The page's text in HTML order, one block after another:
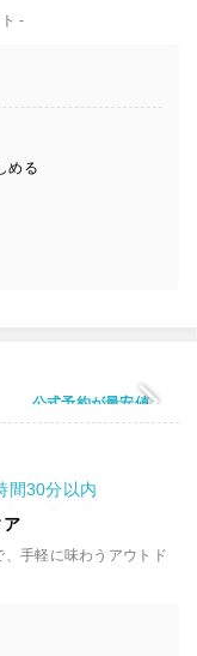
-
める
公式予約が最安値
間30分以内
ア
手軽に味わうアウトド